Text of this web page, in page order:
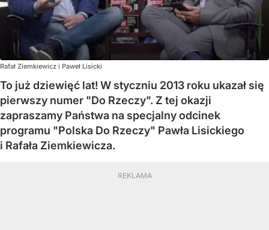
Rafał Ziemkiewicz i Paweł Lisicki
To już dziewięć lat! W styczniu 2013 roku ukazał się
pierwszy numer "Do Rzeczy". Z tej okazji
zapraszamy Państwa na specjalny odcinek
programu "Polska Do Rzeczy" Pawła Lisickiego
i Rafała Ziemkiewicza.